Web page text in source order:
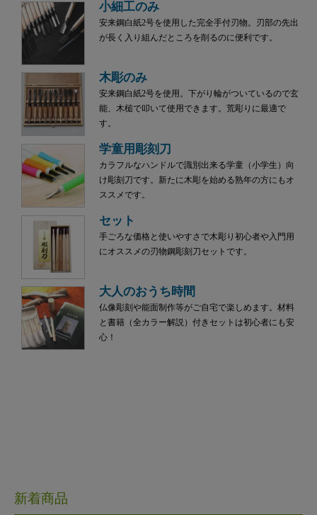
小細工のみ
安来鋼白紙2号を使用した完全手付刃物。刃部の先出
が長く入り組んだところを削るのに便利です。
木彫のみ
安来鋼白紙2号を使用。下がり輪がついているので玄
能、木槌で叩いて使用できます。荒彫りに最適で
す。
学童用彫刻刀
カラフルなハンドルで識別出来る学童（小学生）向
け彫刻刀です。新たに木彫を始める熟年の方にもオ
ススメです。
セット
手ごろな価格と使いやすさで木彫り初心者や入門用
にオススメの刃物鋼彫刻刀セットです。
大人のおうち時間
仏像彫刻や能面制作等がご自宅で楽しめます。材料
と書籍（全カラー解説）付きセットは初心者にも安
心！
新着商品